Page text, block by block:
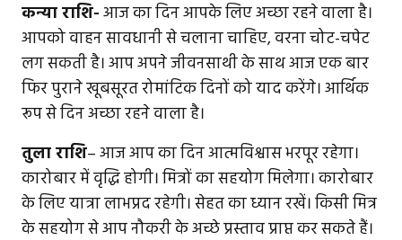
कन्या राशि-आज का दिन आपके लिए अच्छा रहने वाला है।
आपको वाहन सावधानी से चलाना चाहिए, वरना चोट-चपेट
लग सकती है। आप अपने जीवनसाथी के साथ आज एक बार
फिर पुराने खूबसूरत रोमांटिक दिनों को याद करेंगे। आर्थिक
रूप से दिन अच्छा रहने वाला है।
तुला राशि– आज आप का दिन आत्मविश्वास भरपूर रहेगा।
कारोबार में वृद्धि होगी। मित्रों का सहयोग मिलेगा। कारोबार
के लिए यात्रा लाभप्रद रहेगी। सेहत का ध्यान रखें। किसी मित्र
के सहयोग से आप नौकरी के अच्छे प्रस्ताव प्राप्त कर सकते हैं।